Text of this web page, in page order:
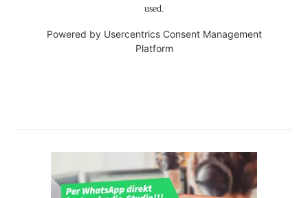
used.
Powered by Usercentrics Consent Management
Platform